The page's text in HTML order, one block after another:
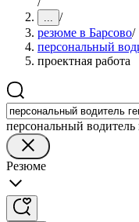
... /
резюме в Барсово/
персональный
проектная работа
персональный водитель
Резюме